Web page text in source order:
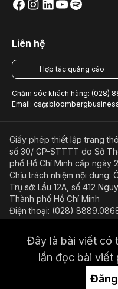
Đây là bài viết có
lần đọc bài viết
Liên hệ
Hợp tác quảng cáo
Chăm sóc khách hàng: (028)
Email:
Giấy phép thiết lập trang
số 30/ GP-STTTT do Sở
phố Hồ Chí Minh cấp ngày
Chịu trách nhiệm nội dung:
Trụ sở: Lầu 12A, số 412
Thành phố Hồ Chí Minh
Điện thoại: (028)
Điều kiện và điều khoản sử
Chính sách bảo mật
© Copyright 2023-2026